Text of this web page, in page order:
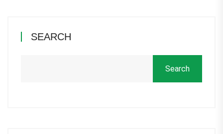
SEARCH
Search